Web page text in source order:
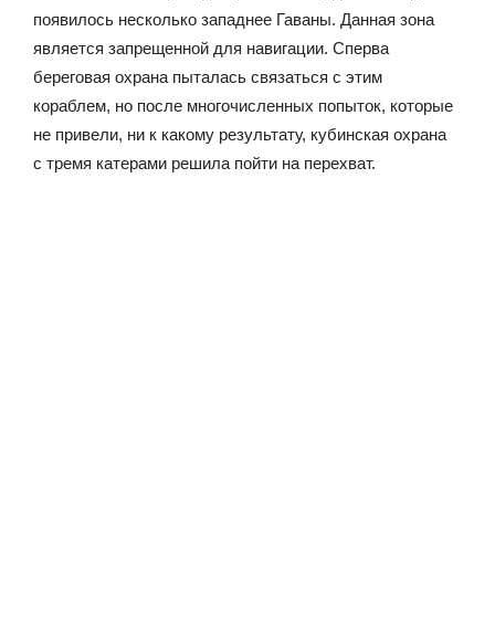
появилось несколько западнее Гаваны. Данная зона
является запрещенной для навигации. Сперва
береговая охрана пыталась связаться с этим
кораблем, но после многочисленных попыток, которые
не привели, ни к какому результату, кубинская охрана
с тремя катерами решила пойти на перехват.